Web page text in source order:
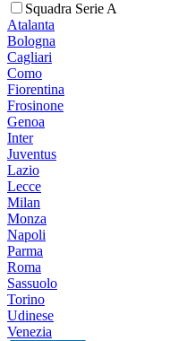
Squadra Serie A
Atalanta
Bologna
Cagliari
Como
Fiorentina
Frosinone
Genoa
Inter
Juventus
Lazio
Lecce
Milan
Monza
Napoli
Parma
Roma
Sassuolo
Torino
Udinese
Venezia